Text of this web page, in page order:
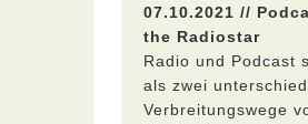
07.10.2021 //
the Radiostar
Radio und Podcast
als zwei
Verbreitungswege